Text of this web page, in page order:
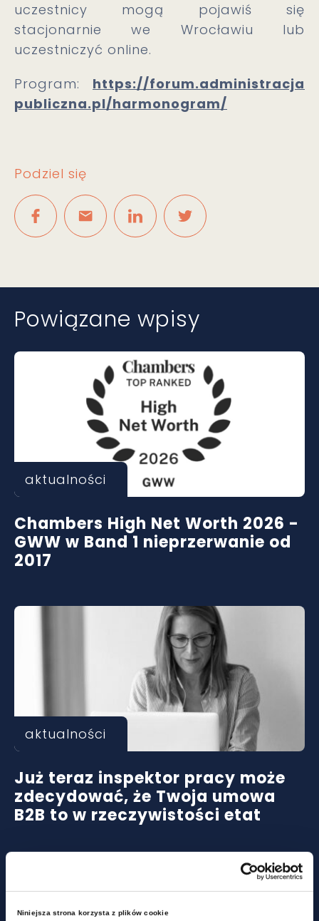
Niniejsza strona korzysta z plików cookie
uczestnicy mogą pojawiś się
stacjonarnie we Wrocławiu lub
uczestniczyć online.
Program: https://forum.administracja
publiczna.pl/harmonogram/
Podziel się
Powiązane wpisy
aktualności
Chambers High Net Worth 2026 -
GWW w Band 1 nieprzerwanie od
2017
aktualności
Już teraz inspektor pracy może
zdecydować, że Twoja umowa
B2B to w rzeczywistości etat